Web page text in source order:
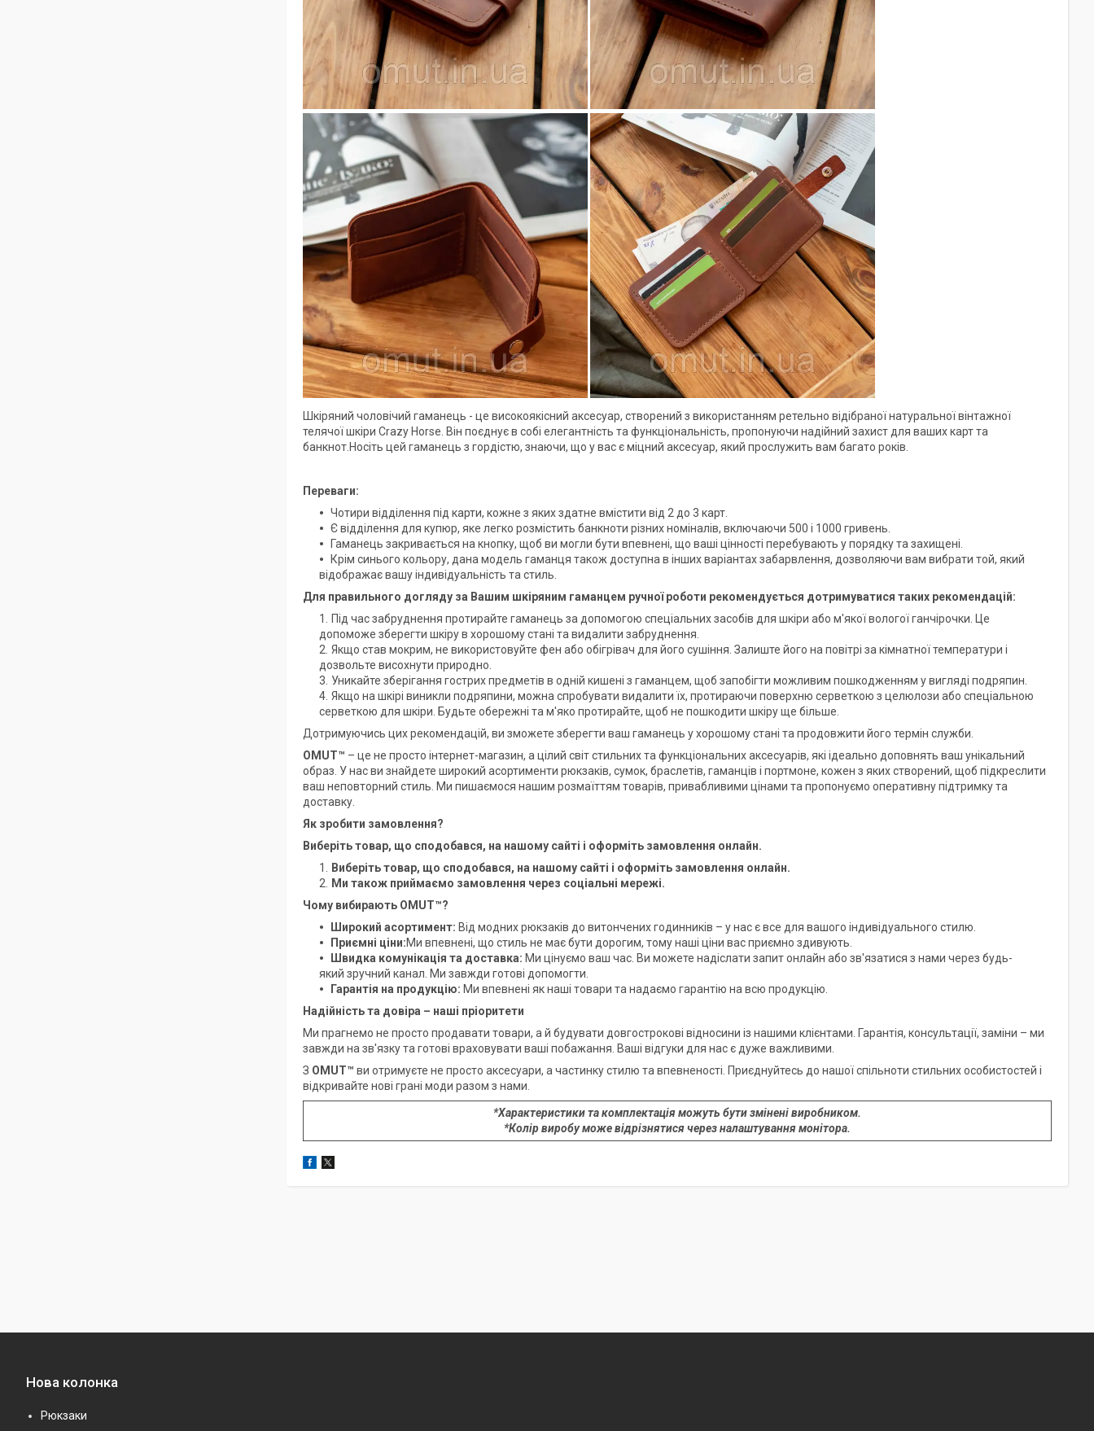
Шкіряний чоловічий гаманець - це високоякісний аксесуар, створений з використанням ретельно відібраної натуральної вінтажної
телячої шкіри Crazy Horse. Він поєднує в собі елегантність та функціональність, пропонуючи надійний захист для ваших карт та
банкнот.Носіть цей гаманець з гордістю, знаючи, що у вас є міцний аксесуар, який прослужить вам багато років.
Переваги:
Чотири відділення під карти, кожне з яких здатне вмістити від 2 до 3 карт.
Є відділення для купюр, яке легко розмістить банкноти різних номіналів, включаючи 500 і 1000 гривень.
Гаманець закривається на кнопку, щоб ви могли бути впевнені, що ваші цінності перебувають у порядку та захищені.
Крім синього кольору, дана модель гаманця також доступна в інших варіантах забарвлення, дозволяючи вам вибрати той, який
відображає вашу індивідуальність та стиль.
Для правильного догляду за Вашим шкіряним гаманцем ручної роботи рекомендується дотримуватися таких рекомендацій:
Під час забруднення протирайте гаманець за допомогою спеціальних засобів для шкіри або м'якої вологої ганчірочки. Це
допоможе зберегти шкіру в хорошому стані та видалити забруднення.
Якщо став мокрим, не використовуйте фен або обігрівач для його сушіння. Залиште його на повітрі за кімнатної температури і
дозвольте висохнути природно.
Уникайте зберігання гострих предметів в одній кишені з гаманцем, щоб запобігти можливим пошкодженням у вигляді подряпин.
Якщо на шкірі виникли подряпини, можна спробувати видалити їх, протираючи поверхню серветкою з целюлози або спеціальною
серветкою для шкіри. Будьте обережні та м'яко протирайте, щоб не пошкодити шкіру ще більше.
Дотримуючись цих рекомендацій, ви зможете зберегти ваш гаманець у хорошому стані та продовжити його термін служби.
OMUT™ – це не просто інтернет-магазин, а цілий світ стильних та функціональних аксесуарів, які ідеально доповнять ваш унікальний
образ. У нас ви знайдете широкий асортименти рюкзаків, сумок, браслетів, гаманців і портмоне, кожен з яких створений, щоб підкреслити
ваш неповторний стиль. Ми пишаємося нашим розмаїттям товарів, привабливими цінами та пропонуємо оперативну підтримку та
доставку.
Як зробити замовлення?
Виберіть товар, що сподобався, на нашому сайті і оформіть замовлення онлайн.
Виберіть товар, що сподобався, на нашому сайті і оформіть замовлення онлайн.
Ми також приймаємо замовлення через соціальні мережі.
Чому вибирають OMUT™?
Широкий асортимент: Від модних рюкзаків до витончених годинників – у нас є все для вашого індивідуального стилю.
Приємні ціни:Ми впевнені, що стиль не має бути дорогим, тому наші ціни вас приємно здивують.
Швидка комунікація та доставка: Ми цінуємо ваш час. Ви можете надіслати запит онлайн або зв'язатися з нами через будь-
який зручний канал. Ми завжди готові допомогти.
Гарантія на продукцію: Ми впевнені як наші товари та надаємо гарантію на всю продукцію.
Надійність та довіра – наші пріоритети
Ми прагнемо не просто продавати товари, а й будувати довгострокові відносини із нашими клієнтами. Гарантія, консультації, заміни – ми
завжди на зв'язку та готові враховувати ваші побажання. Ваші відгуки для нас є дуже важливими.
З OMUT™ ви отримуєте не просто аксесуари, а частинку стилю та впевненості. Приєднуйтесь до нашої спільноти стильних особистостей і
відкривайте нові грані моди разом з нами.
*Характеристики та комплектація можуть бути змінені виробником.
*Колір виробу може відрізнятися через налаштування монітора.
Нова колонка
Рюкзаки